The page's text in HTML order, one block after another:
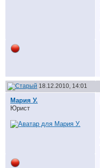
18.12.2010, 14:01
Мария У.
Юрист